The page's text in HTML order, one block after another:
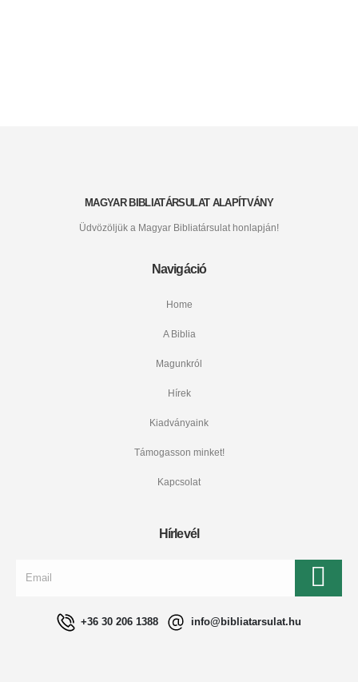
MAGYAR BIBLIATÁRSULAT ALAPÍTVÁNY
Üdvözöljük a Magyar Bibliatársulat honlapján!
Navigáció
Home
A Biblia
Magunkról
Hírek
Kiadványaink
Támogasson minket!
Kapcsolat
Hírlevél
+36 30 206 1388 info@bibliatarsulat.hu